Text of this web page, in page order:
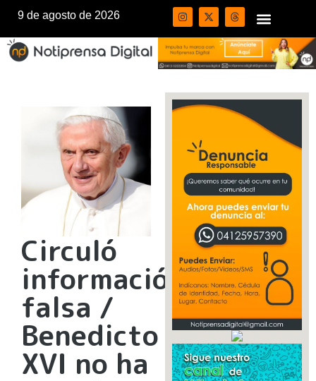
9 de agosto de 2026
Circuló
información
falsa /
Benedicto
XVI no ha